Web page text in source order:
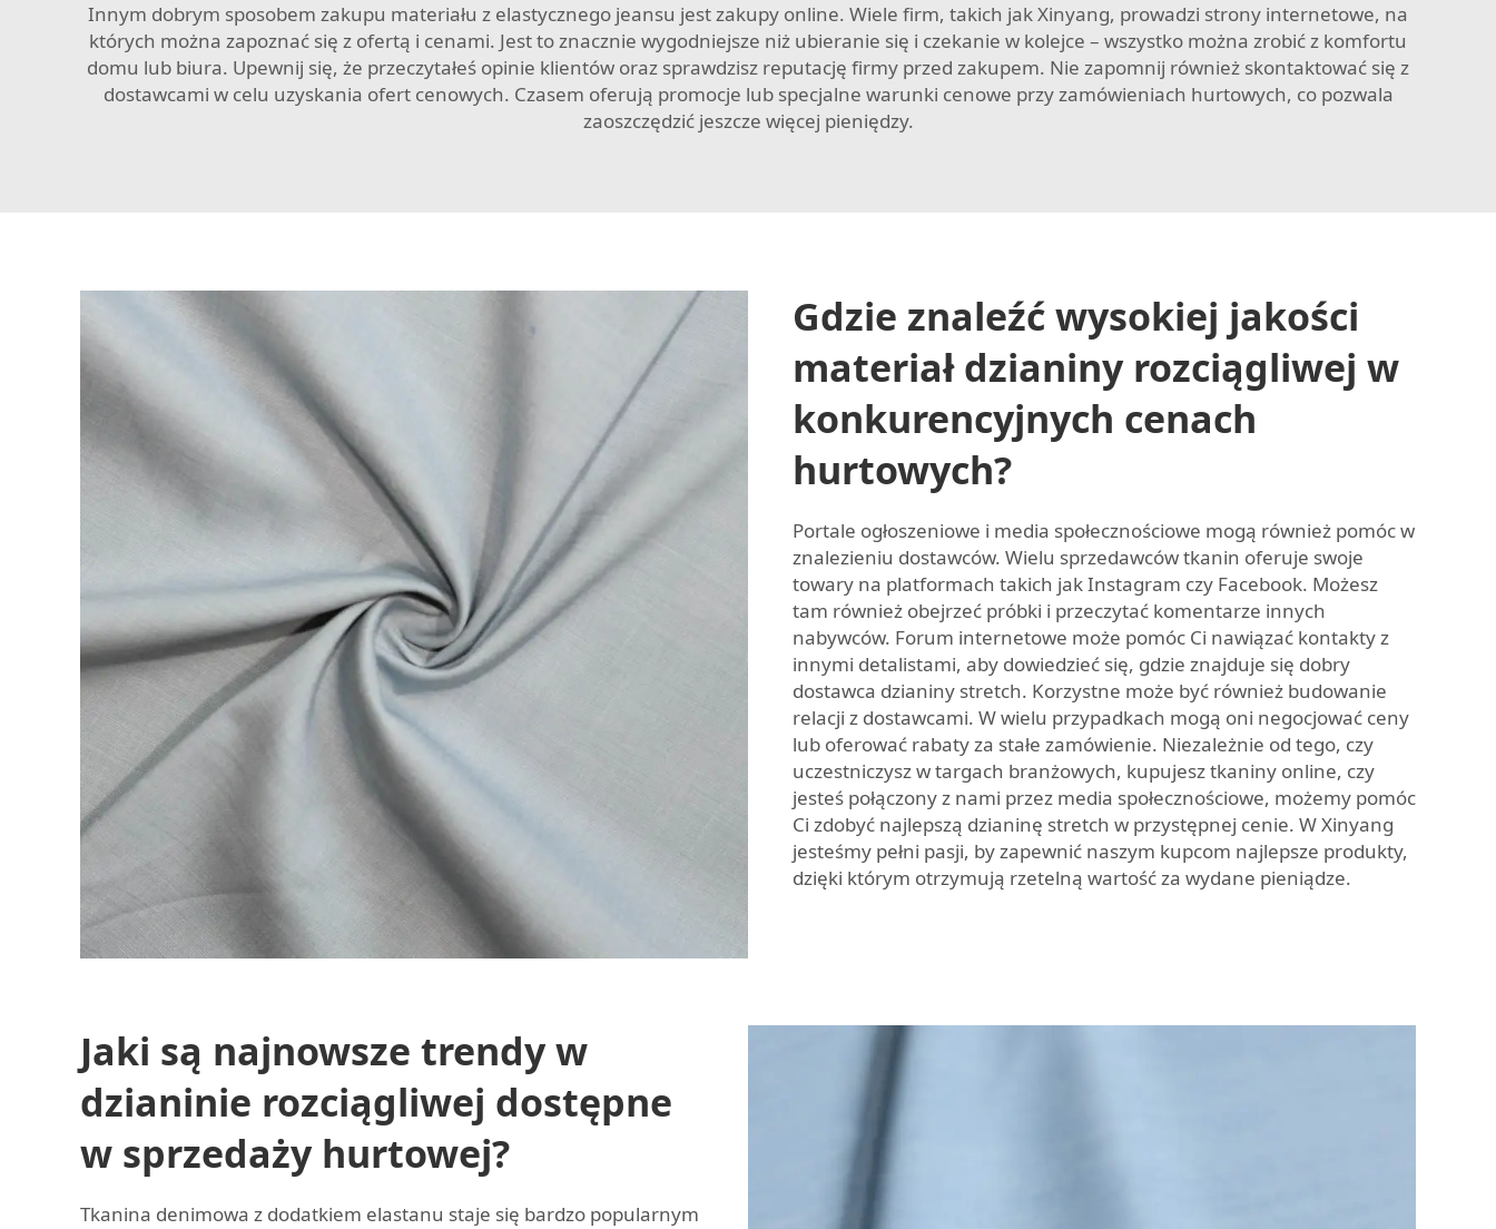
Innym dobrym sposobem zakupu materiału z elastycznego jeansu jest zakupy online. Wiele firm, takich jak Xinyang, prowadzi strony internetowe, na
których można zapoznać się z ofertą i cenami. Jest to znacznie wygodniejsze niż ubieranie się i czekanie w kolejce – wszystko można zrobić z komfortu
domu lub biura. Upewnij się, że przeczytałeś opinie klientów oraz sprawdzisz reputację firmy przed zakupem. Nie zapomnij również skontaktować się z
dostawcami w celu uzyskania ofert cenowych. Czasem oferują promocje lub specjalne warunki cenowe przy zamówieniach hurtowych, co pozwala
zaoszczędzić jeszcze więcej pieniędzy.
Gdzie znaleźć wysokiej jakości
materiał dzianiny rozciągliwej w
konkurencyjnych cenach
hurtowych?
Portale ogłoszeniowe i media społecznościowe mogą również pomóc w
znalezieniu dostawców. Wielu sprzedawców tkanin oferuje swoje
towary na platformach takich jak Instagram czy Facebook. Możesz
tam również obejrzeć próbki i przeczytać komentarze innych
nabywców. Forum internetowe może pomóc Ci nawiązać kontakty z
innymi detalistami, aby dowiedzieć się, gdzie znajduje się dobry
dostawca dzianiny stretch. Korzystne może być również budowanie
relacji z dostawcami. W wielu przypadkach mogą oni negocjować ceny
lub oferować rabaty za stałe zamówienie. Niezależnie od tego, czy
uczestniczysz w targach branżowych, kupujesz tkaniny online, czy
jesteś połączony z nami przez media społecznościowe, możemy pomóc
Ci zdobyć najlepszą dzianinę stretch w przystępnej cenie. W Xinyang
jesteśmy pełni pasji, by zapewnić naszym kupcom najlepsze produkty,
dzięki którym otrzymują rzetelną wartość za wydane pieniądze.
Jaki są najnowsze trendy w
dzianinie rozciągliwej dostępne
w sprzedaży hurtowej?
Tkanina denimowa z dodatkiem elastanu staje się bardzo popularnym